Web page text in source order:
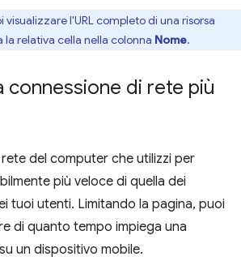
visualizzare l'URL completo di una risorsa
la relativa cella nella colonna Nome.
connessione di rete più
del computer che utilizzi per
più veloce di quella dei
tuoi utenti. Limitando la pagina, puoi
di quanto tempo impiega una
un dispositivo mobile.